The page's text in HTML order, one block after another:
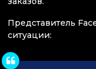
Представитель
ситуации: